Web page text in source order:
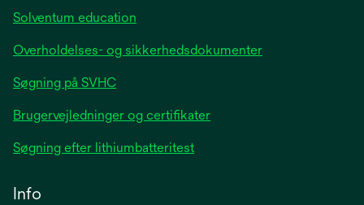
Solventum education
Overholdelses- og sikkerhedsdokumenter
Søgning på SVHC
Brugervejledninger og certifikater
Søgning efter lithiumbatteritest
Info